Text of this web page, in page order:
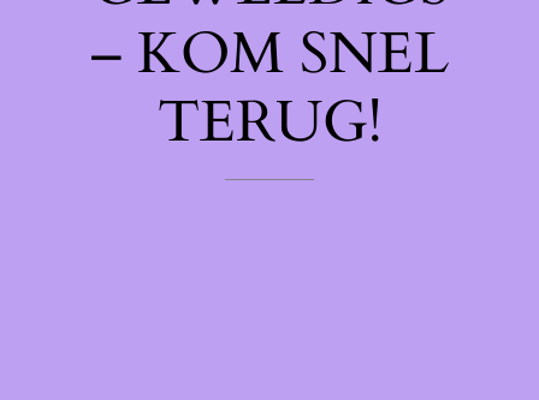
– KOM SNEL
TERUG!